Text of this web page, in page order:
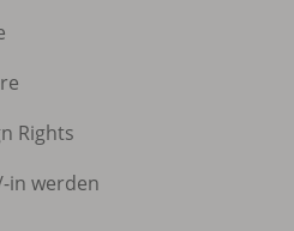
Rights
-in werden